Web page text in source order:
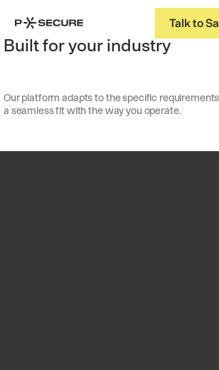
Talk to
Built for your industry
Our platform adapts to the specific
a seamless fit with the way you operate.